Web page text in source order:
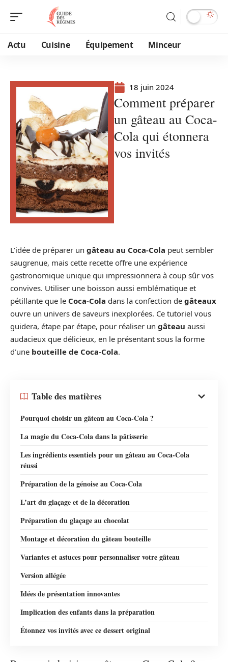
Actu Cuisine Équipement Minceur
18 juin 2024
Comment préparer
un gâteau au Coca-
Cola qui étonnera
vos invités
L’idée de préparer un gâteau au Coca-Cola peut sembler
saugrenue, mais cette recette offre une expérience
gastronomique unique qui impressionnera à coup sûr vos
convives. Utiliser une boisson aussi emblématique et
pétillante que le Coca-Cola dans la confection de gâteaux
ouvre un univers de saveurs inexplorées. Ce tutoriel vous
guidera, étape par étape, pour réaliser un gâteau aussi
audacieux que délicieux, en le présentant sous la forme
d’une bouteille de Coca-Cola.
Table des matières
Pourquoi choisir un gâteau au Coca-Cola ?
La magie du Coca-Cola dans la pâtisserie
Les ingrédients essentiels pour un gâteau au Coca-Cola
réussi
Préparation de la génoise au Coca-Cola
L’art du glaçage et de la décoration
Préparation du glaçage au chocolat
Montage et décoration du gâteau bouteille
Variantes et astuces pour personnaliser votre gâteau
Version allégée
Idées de présentation innovantes
Implication des enfants dans la préparation
Étonnez vos invités avec ce dessert original